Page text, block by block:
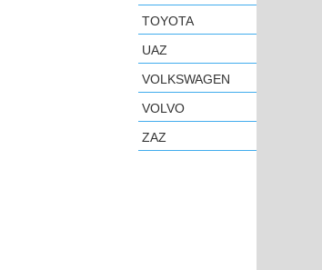
TOYOTA
UAZ
VOLKSWAGEN
VOLVO
ZAZ